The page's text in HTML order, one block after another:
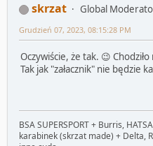
skrzat
Global
Grudzień 07, 2023, 08:15:28 PM
Oczywiście, że tak. 😉
Tak jak "załacznik" nie będzie
BSA SUPERSPORT + Burris,
karabinek (skrzat made) + Delta,